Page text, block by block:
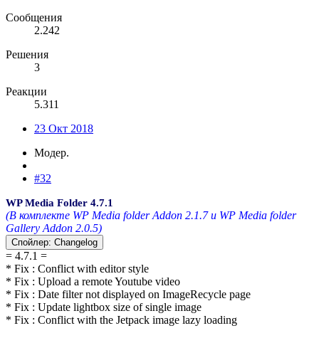
Сообщения
2.242
Решения
3
Реакции
5.311
23 Окт 2018
Модер.
#32
WP Media Folder 4.7.1
(В комплекте WP Media folder Addon 2.1.7 и WP Media folder
Gallery Addon 2.0.5)
Спойлер: Changelog
= 4.7.1 =
* Fix : Conflict with editor style
* Fix : Upload a remote Youtube video
* Fix : Date filter not displayed on ImageRecycle page
* Fix : Update lightbox size of single image
* Fix : Conflict with the Jetpack image lazy loading